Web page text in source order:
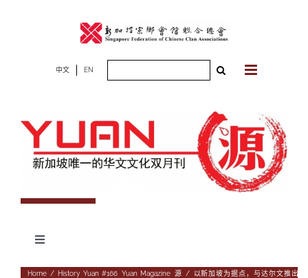
中文 EN
Toggle
专题Home / History, Yuan #166, Yuan Magazine, 源 /
以新加坡为据点，与达尔文推出